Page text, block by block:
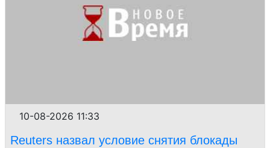
10-08-2026 11:33
Reuters назвал условие снятия блокады